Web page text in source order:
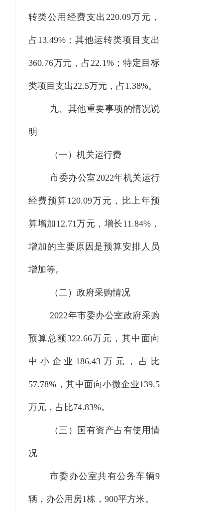
转类公用经费支出220.09万元，
占13.49%；其他运转类项目支出
360.76万元，占22.1%；特定目标
类项目支出22.5万元，占1.38%。
九、其他重要事项的情况说
明
（一）机关运行费
市委办公室2022年机关运行
经费预算120.09万元，比上年预
算增加12.71万元，增长11.84%，
增加的主要原因是预算安排人员
增加等。
（二）政府采购情况
2022年市委办公室政府采购
预算总额322.66万元，其中面向
中小企业186.43万元，占比
57.78%，其中面向小微企业139.5
万元，占比74.83%。
（三）国有资产占有使用情
况
市委办公室共有公务车辆9
辆，办公用房1栋，900平方米。